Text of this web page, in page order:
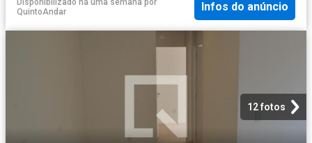
Disponibilizado há uma semana por
QuintoAndar
Infos do anúncio
12 fotos